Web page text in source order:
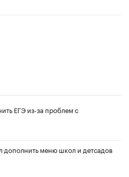
ЕГЭ из-за проблем с
дополнить меню школ и детсадов